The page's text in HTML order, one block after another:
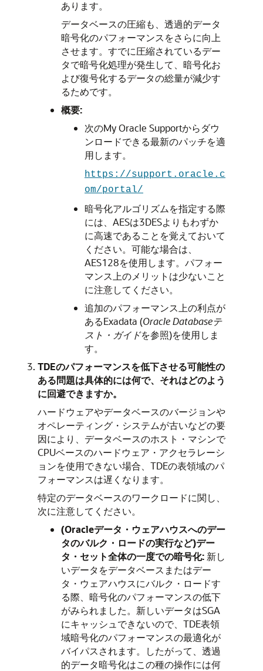
あります。
データベースの圧縮も、透過的データ
暗号化のパフォーマンスをさらに向上
させます。すでに圧縮されているデー
タで暗号化処理が発生して、暗号化お
よび復号化するデータの総量が減少す
るためです。
概要:
次のMy Oracle Supportからダウ
ンロードできる最新のパッチを適
用します。
https://support.oracle.c
om/portal/
暗号化アルゴリズムを指定する際
には、AESは3DESよりもわずか
に高速であることを覚えておいて
ください。可能な場合は、
AES128を使用します。パフォー
マンス上のメリットは少ないこと
に注意してください。
追加のパフォーマンス上の利点が
あるExadata (Oracle Databaseテ
スト・ガイドを参照)を使用しま
す。
TDEのパフォーマンスを低下させる可能性の
ある問題は具体的には何で、それはどのよう
に回避できますか。
ハードウェアやデータベースのバージョンや
オペレーティング・システムが古いなどの要
因により、データベースのホスト・マシンで
CPUベースのハードウェア・アクセラレーシ
ョンを使用できない場合、TDEの表領域のパ
フォーマンスは遅くなります。
特定のデータベースのワークロードに関し、
次に注意してください。
(Oracleデータ・ウェアハウスへのデー
タのバルク・ロードの実行など)デー
タ・セット全体の一度での暗号化: 新し
いデータをデータベースまたはデー
タ・ウェアハウスにバルク・ロードす
る際、暗号化のパフォーマンスの低下
がみられました。新しいデータはSGA
にキャッシュできないので、TDE表領
域暗号化のパフォーマンスの最適化が
バイパスされます。したがって、透過
的データ暗号化はこの種の操作には何